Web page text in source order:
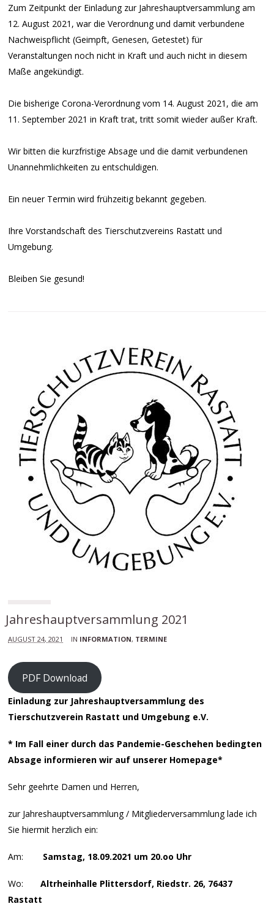
Zum Zeitpunkt der Einladung zur Jahreshauptversammlung am
12. August 2021, war die Verordnung und damit verbundene
Nachweispflicht (Geimpft, Genesen, Getestet) für
Veranstaltungen noch nicht in Kraft und auch nicht in diesem
Maße angekündigt.
Die bisherige Corona-Verordnung vom 14. August 2021, die am
11. September 2021 in Kraft trat, tritt somit wieder außer Kraft.
Wir bitten die kurzfristige Absage und die damit verbundenen
Unannehmlichkeiten zu entschuldigen.
Ein neuer Termin wird frühzeitig bekannt gegeben.
Ihre Vorstandschaft des Tierschutzvereins Rastatt und
Umgebung.
Bleiben Sie gesund!
Jahreshauptversammlung 2021
AUGUST 24, 2021 IN INFORMATION, TERMINE
PDF Download
Einladung zur Jahreshauptversammlung des
Tierschutzverein Rastatt und Umgebung e.V.
* Im Fall einer durch das Pandemie-Geschehen bedingten
Absage informieren wir auf unserer Homepage*
Sehr geehrte Damen und Herren,
zur Jahreshauptversammlung / Mitgliederversammlung lade ich
Sie hiermit herzlich ein:
Am: Samstag, 18.09.2021 um 20.oo Uhr
Wo:Altrheinhalle Plittersdorf, Riedstr. 26, 76437
Rastatt